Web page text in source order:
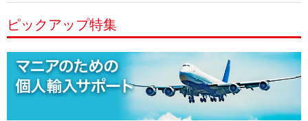
ピックアップ特集